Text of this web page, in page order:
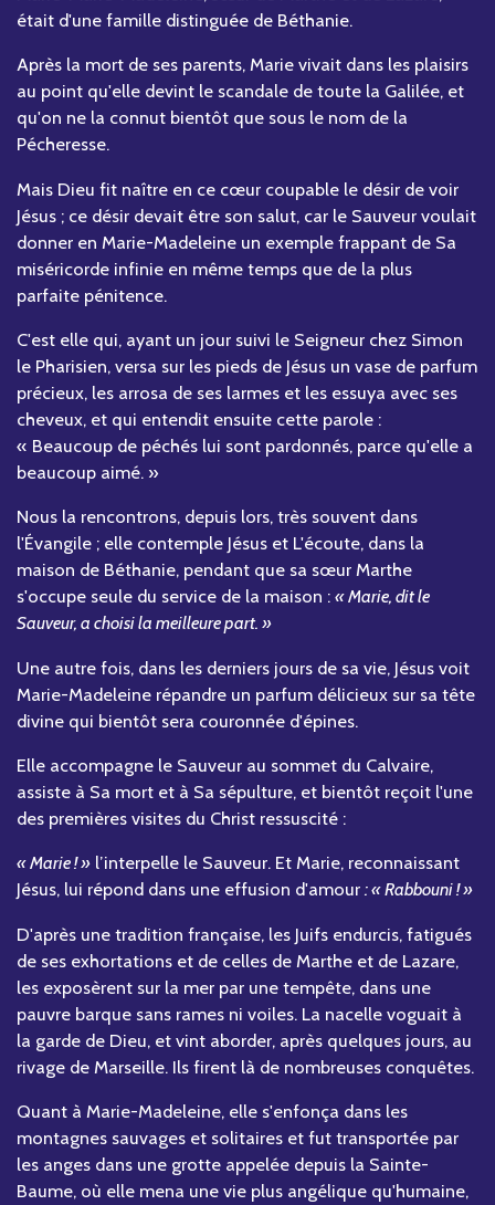
était d'une famille distinguée de Béthanie.
Après la mort de ses parents, Marie vivait dans les plaisirs
au point qu'elle devint le scandale de toute la Galilée, et
qu'on ne la connut bientôt que sous le nom de la
Pécheresse.
Mais Dieu fit naître en ce cœur coupable le désir de voir
Jésus ; ce désir devait être son salut, car le Sauveur voulait
donner en Marie-Madeleine un exemple frappant de Sa
miséricorde infinie en même temps que de la plus
parfaite pénitence.
C'est elle qui, ayant un jour suivi le Seigneur chez Simon
le Pharisien, versa sur les pieds de Jésus un vase de parfum
précieux, les arrosa de ses larmes et les essuya avec ses
cheveux, et qui entendit ensuite cette parole :
« Beaucoup de péchés lui sont pardonnés, parce qu'elle a
beaucoup aimé. »
Nous la rencontrons, depuis lors, très souvent dans
l'Évangile ; elle contemple Jésus et L'écoute, dans la
maison de Béthanie, pendant que sa sœur Marthe
s'occupe seule du service de la maison : « Marie, dit le
Sauveur, a choisi la meilleure part. »
Une autre fois, dans les derniers jours de sa vie, Jésus voit
Marie-Madeleine répandre un parfum délicieux sur sa tête
divine qui bientôt sera couronnée d'épines.
Elle accompagne le Sauveur au sommet du Calvaire,
assiste à Sa mort et à Sa sépulture, et bientôt reçoit l'une
des premières visites du Christ ressuscité :
« Marie ! » l’interpelle le Sauveur. Et Marie, reconnaissant
Jésus, lui répond dans une effusion d'amour : « Rabbouni ! »
D'après une tradition française, les Juifs endurcis, fatigués
de ses exhortations et de celles de Marthe et de Lazare,
les exposèrent sur la mer par une tempête, dans une
pauvre barque sans rames ni voiles. La nacelle voguait à
la garde de Dieu, et vint aborder, après quelques jours, au
rivage de Marseille. Ils firent là de nombreuses conquêtes.
Quant à Marie-Madeleine, elle s'enfonça dans les
montagnes sauvages et solitaires et fut transportée par
les anges dans une grotte appelée depuis la Sainte-
Baume, où elle mena une vie plus angélique qu'humaine,